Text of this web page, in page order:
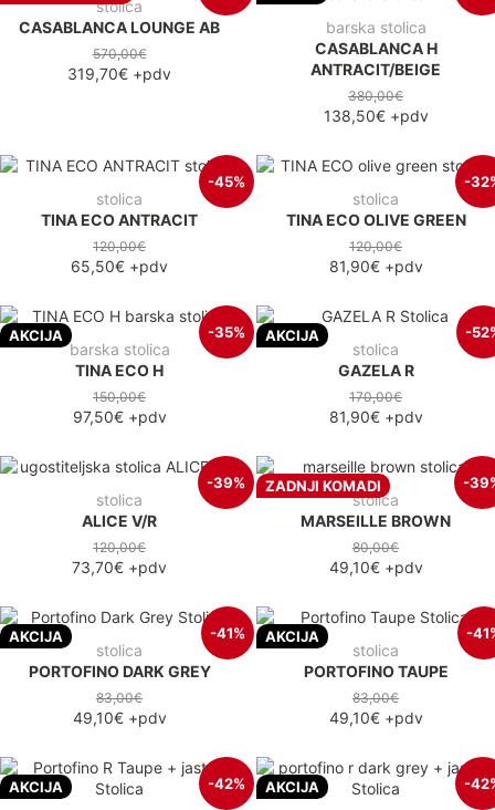
stolica
CASABLANCA LOUNGE AB
570,00€
319,70€ +pdv
barska stolica
CASABLANCA H
ANTRACIT/BEIGE
380,00€
138,50€+pdv
-45%
stolica
TINA ECO ANTRACIT
120,00€
65,50€ +pdv
-
stolica
TINA ECO OLIVE GREEN
120,00€
81,90€+pdv
AKCIJA -35%
barska stolica
TINA ECO H
150,00€
97,50€+pdv
AKCIJA -
stolica
GAZELA R
170,00€
81,90€+pdv
-39%
stolica
ALICE V/R
120,00€
73,70€ +pdv
ZADNJI KOMADI -
stolica
MARSEILLE BROWN
80,00€
49,10€+pdv
AKCIJA -41%
stolica
PORTOFINO DARK GREY
83,00€
49,10€+pdv
AKCIJA -
stolica
PORTOFINO TAUPE
83,00€
49,10€+pdv
AKCIJA -42% AKCIJA -